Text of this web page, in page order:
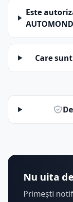
Este
Care
Nu uita
Primești